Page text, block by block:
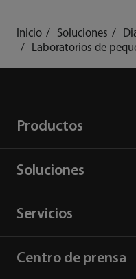
Inicio Soluciones
Laboratorios de
Productos
Soluciones
Servicios
Centro de prensa